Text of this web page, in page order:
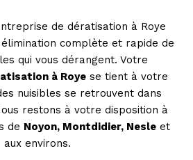
de dératisation à Roye
élimination complète et rapide de
qui vous dérangent. Votre
à Roye se tient à votre
nuisibles se retrouvent dans
restons à votre disposition à
de Noyon, Montdidier, Nesle et
aux environs.